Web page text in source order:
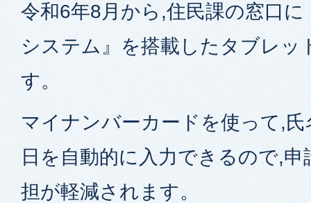
令和6年8月から,住民課の窓口に
システム』を搭載したタブレッ
す。
マイナンバーカードを使って,氏
日を自動的に入力できるので,
担が軽減されます。